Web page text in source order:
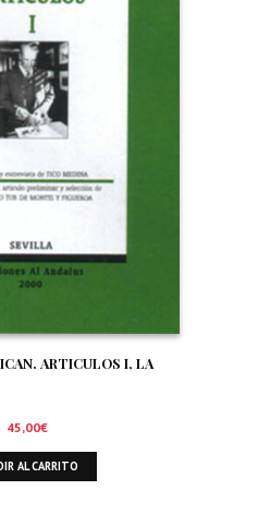
ARTICULOS I, LA
45,00€
AL CARRITO